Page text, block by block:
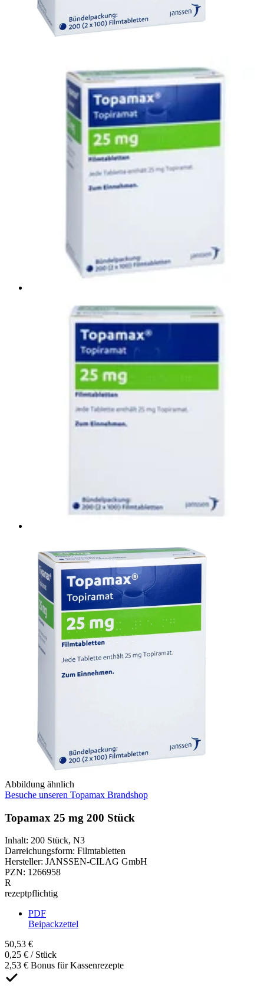
Abbildung ähnlich
Besuche unseren Topamax Brandshop
Topamax 25 mg 200 Stück
Inhalt: 200 Stück, N3
Darreichungsform: Filmtabletten
Hersteller: JANSSEN-CILAG GmbH
PZN: 1266958
R
rezeptpflichtig
PDF
Beipackzettel
50,53 €
0,25 € / Stück
2,53 € Bonus für Kassenrezepte